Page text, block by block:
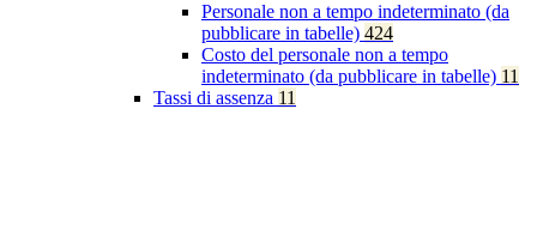
Personale non a tempo indeterminato (da
pubblicare in tabelle) 424
Costo del personale non a tempo
indeterminato (da pubblicare in tabelle) 11
Tassi di assenza 11